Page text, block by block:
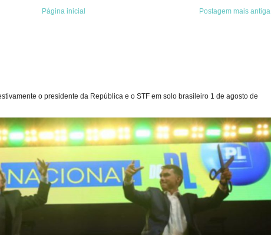
Postagem mais antiga
Página inicial
o presidente da República e o STF em solo brasileiro 1 de agosto de